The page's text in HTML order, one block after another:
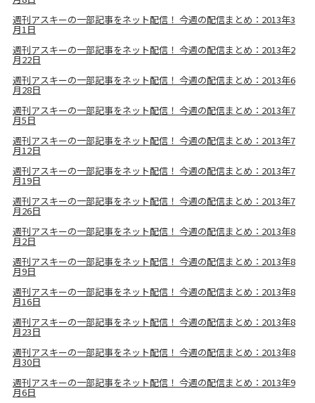
週刊アスキーの一部記事をネット配信！ 今週の配信まとめ：2013年3
月1日
週刊アスキーの一部記事をネット配信！ 今週の配信まとめ：2013年2
月22日
週刊アスキーの一部記事をネット配信！ 今週の配信まとめ：2013年6
月28日
週刊アスキーの一部記事をネット配信！ 今週の配信まとめ：2013年7
月5日
週刊アスキーの一部記事をネット配信！ 今週の配信まとめ：2013年7
月12日
週刊アスキーの一部記事をネット配信！ 今週の配信まとめ：2013年7
月19日
週刊アスキーの一部記事をネット配信！ 今週の配信まとめ：2013年7
月26日
週刊アスキーの一部記事をネット配信！ 今週の配信まとめ：2013年8
月2日
週刊アスキーの一部記事をネット配信！ 今週の配信まとめ：2013年8
月9日
週刊アスキーの一部記事をネット配信！ 今週の配信まとめ：2013年8
月16日
週刊アスキーの一部記事をネット配信！ 今週の配信まとめ：2013年8
月23日
週刊アスキーの一部記事をネット配信！ 今週の配信まとめ：2013年8
月30日
週刊アスキーの一部記事をネット配信！ 今週の配信まとめ：2013年9
月6日